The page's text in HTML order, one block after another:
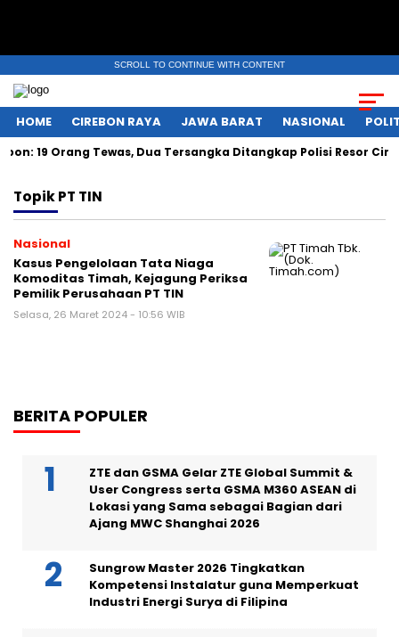
SCROLL TO CONTINUE WITH CONTENT
HOME CIREBON RAYA JAWA BARAT NASIONAL
19 Orang Tewas, Dua Tersangka Ditangkap Polisi Resor
TopikPT TIN
Nasional
Kasus Pengelolaan Tata Niaga
Komoditas Timah, Kejagung Periksa
Pemilik Perusahaan PT TIN
Selasa, 26 Maret 2024 - 10:56 WIB
BERITA POPULER
ZTE dan GSMA Gelar ZTE Global Summit &
User Congress serta GSMA M360 ASEAN di
Lokasi yang Sama sebagai Bagian dari
Ajang MWC Shanghai 2026
Sungrow Master 2026 Tingkatkan
Kompetensi Instalatur guna Memperkuat
Industri Energi Surya di Filipina